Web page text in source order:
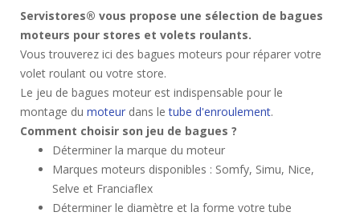
Servistores® vous propose une sélection de bagues
moteurs pour stores et volets roulants.
Vous trouverez ici des bagues moteurs pour réparer votre
volet roulant ou votre store.
Le jeu de bagues moteur est indispensable pour le
montage du moteur dans letube d'enroulement.
Comment choisir son jeu de bagues ?
Déterminer la marque du moteur
Marques moteurs disponibles : Somfy, Simu, Nice,
Selve et Franciaflex
Déterminer le diamètre et la forme votre tube